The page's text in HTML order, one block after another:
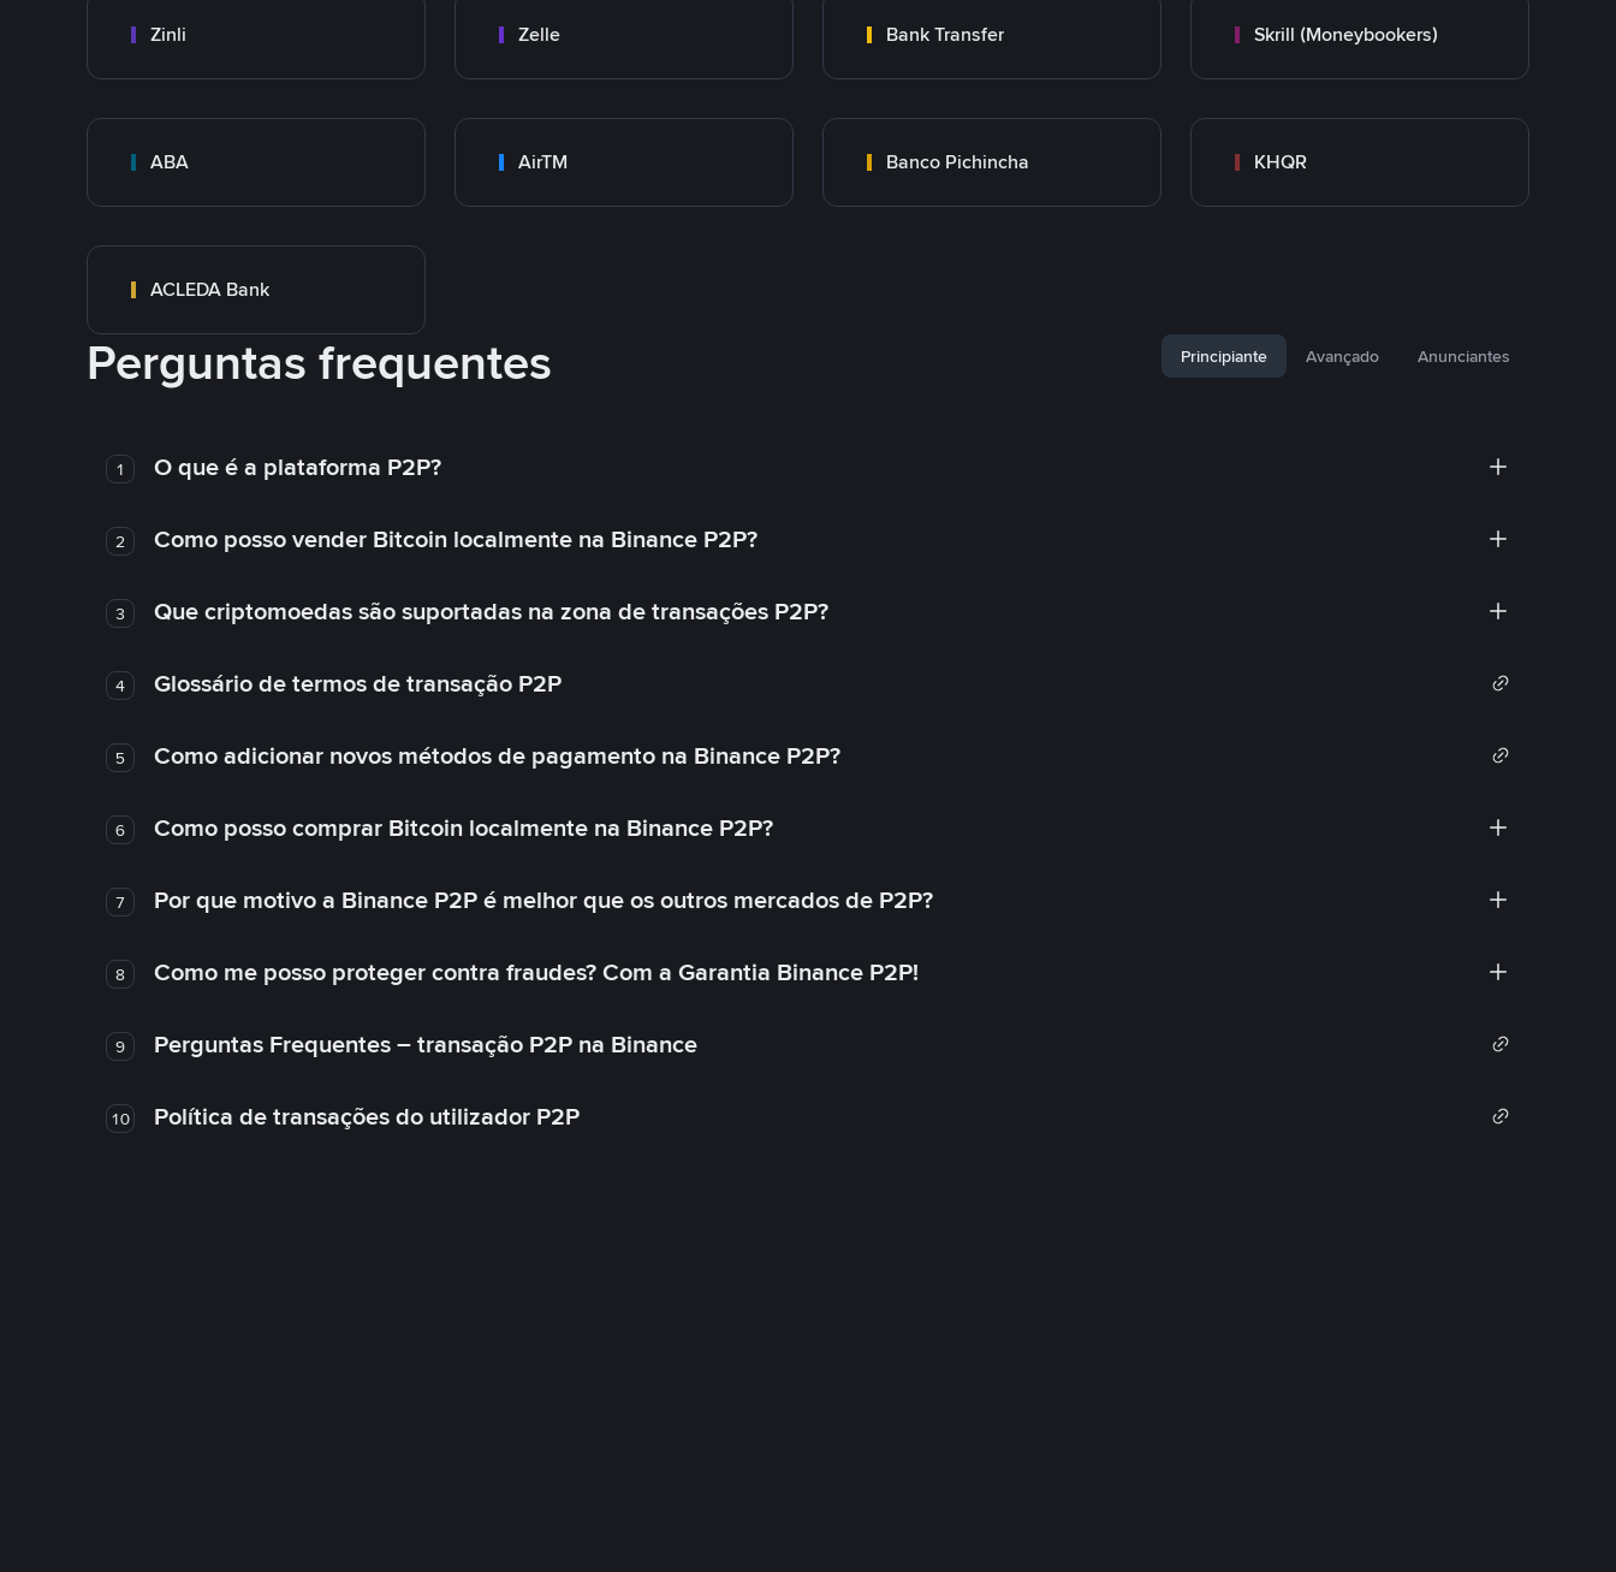
Zinli Zelle Bank Transfer Skrill (Moneybookers)
ABA AirTM Banco Pichincha KHQR
ACLEDA Bank
Perguntas frequentes Principiante Avançado Anunciantes
1 O que é a plataforma P2P?
2 Como posso vender Bitcoin localmente na Binance P2P?
3 Que criptomoedas são suportadas na zona de transações P2P?
4 Glossário de termos de transação P2P
5 Como adicionar novos métodos de pagamento na Binance P2P?
6 Como posso comprar Bitcoin localmente na Binance P2P?
7 Por que motivo a Binance P2P é melhor que os outros mercados de P2P?
8 Como me posso proteger contra fraudes? Com a Garantia Binance P2P!
9 Perguntas Frequentes – transação P2P na Binance
10 Política de transações do utilizador P2P